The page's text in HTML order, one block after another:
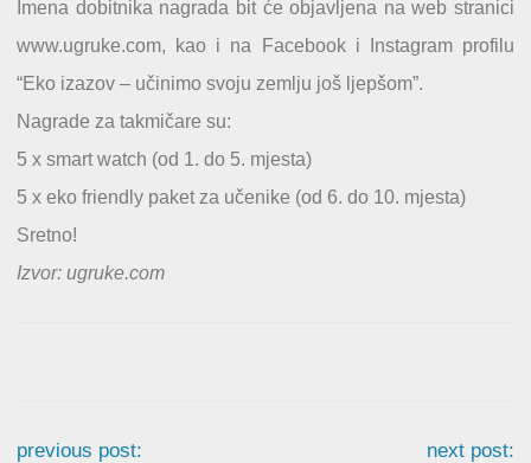
Imena dobitnika nagrada bit će objavljena na web stranici
www.ugruke.com, kao i na Facebook i Instagram profilu
“Eko izazov – učinimo svoju zemlju još ljepšom”.
Nagrade za takmičare su:
5 x smart watch (od 1. do 5. mjesta)
5 x eko friendly paket za učenike (od 6. do 10. mjesta)
Sretno!
Izvor: ugruke.com
previous post:
next post: